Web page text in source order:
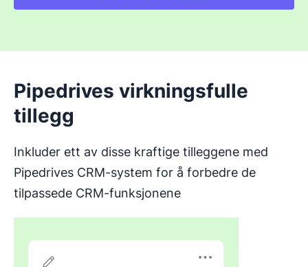
Pipedrives virkningsfulle
tillegg
Inkluder ett av disse kraftige tilleggene med
Pipedrives CRM-system for å forbedre de
tilpassede CRM-funksjonene